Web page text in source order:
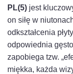
PL(5) jest
on siłę w
odkształcenia
odpowiednia
zapobiega tzw.
miękka, każda